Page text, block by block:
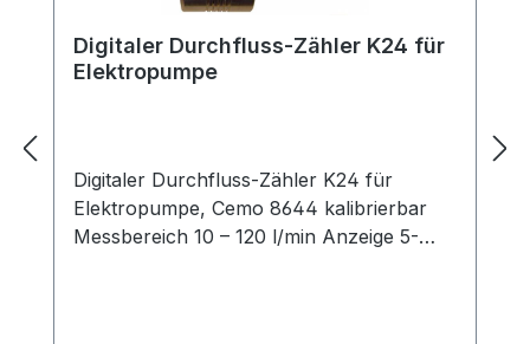
Digitaler Durchfluss-Zähler K24 für
Elektropumpe
Digitaler Durchfluss-Zähler K24 für
Elektropumpe, Cemo 8644 kalibrierbar
Messbereich 10 – 120 l/min Anzeige 5-